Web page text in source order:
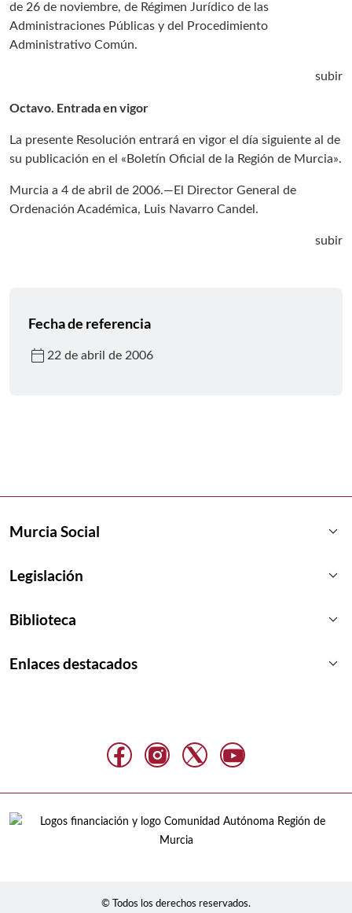
de 26 de noviembre, de Régimen Jurídico de las
Administraciones Públicas y del Procedimiento
Administrativo Común.
subir
Octavo. Entrada en vigor
La presente Resolución entrará en vigor el día siguiente al de
su publicación en el «Boletín Oficial de la Región de Murcia».
Murcia a 4 de abril de 2006.—El Director General de
Ordenación Académica, Luis Navarro Candel.
subir
Fecha de referencia
calendar_today 22 de abril de 2006
Murcia Social keyboard_arrow_down
Legislación keyboard_arrow_down
Biblioteca keyboard_arrow_down
Enlaces destacados keyboard_arrow_down
© Todos los derechos reservados.